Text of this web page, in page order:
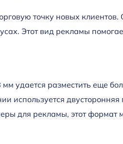
точку новых клиентов.
Этот вид рекламы
удается разместить еще
используется двусторонняя
для рекламы, этот формат